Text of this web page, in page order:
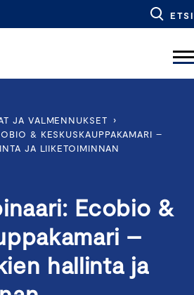
ETSI
JA VALMENNUKSET
›
& KESKUSKAUPPAKAMARI –
JA LIIKETOIMINNAN
Ecobio &
–
hallinta ja